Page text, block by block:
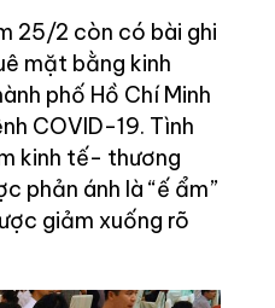
25/2 còn có bài ghi
mặt bằng kinh
phố Hồ Chí Minh
COVID-19. Tình
kinh tế- thương
phản ánh là “ế ẩm”
giảm xuống rõ